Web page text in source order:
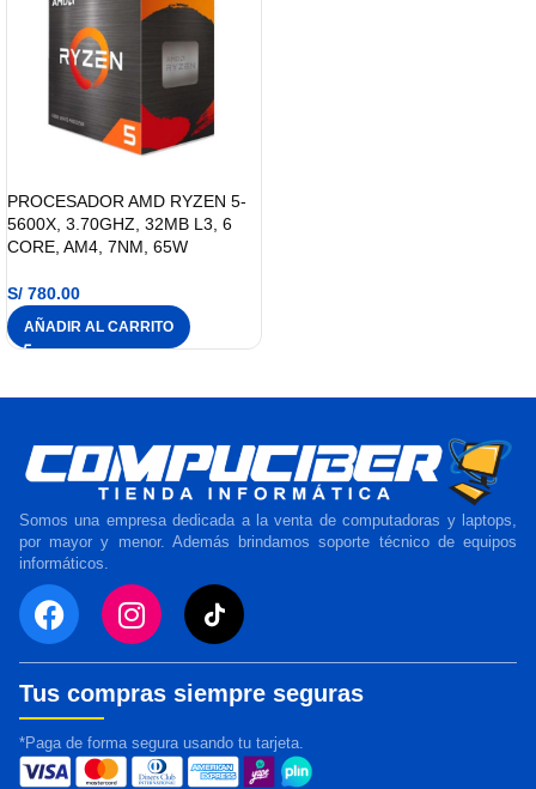
PROCESADOR AMD RYZEN 5-
5600X, 3.70GHZ, 32MB L3, 6
CORE, AM4, 7NM, 65W
S/ 780.00
AÑADIR AL CARRITO
Somos una empresa dedicada a la venta de computadoras y laptops,
por mayor y menor. Además brindamos soporte técnico de equipos
informáticos.
Tus compras siempre seguras
*Paga de forma segura usando tu tarjeta.